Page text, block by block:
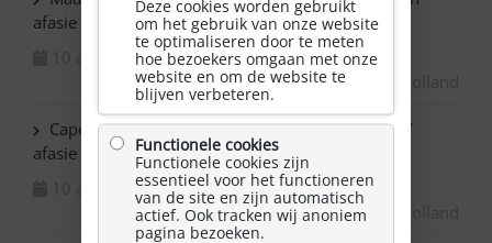
afasie
10 augustus 2026
Capelle ad IJssel Baronie – Schilderen met NAH /
afasie
10 augustus 2026
Zuid-Holland
Deze cookies worden gebruikt
om het gebruik van onze website
te optimaliseren door te meten
hoe bezoekers omgaan met onze
website en om de website te
blijven verbeteren.
Functionele cookies
Functionele cookies zijn
essentieel voor het functioneren
van de site en zijn automatisch
actief. Ook tracken wij anoniem
pagina bezoeken.